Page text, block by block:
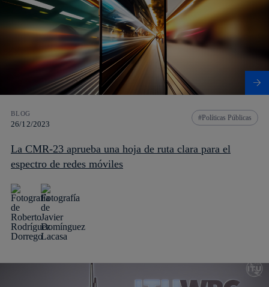
BLOG
26/12/2023
Políticas Públicas
La CMR-23 aprueba una hoja de ruta clara para el
espectro de redes móviles